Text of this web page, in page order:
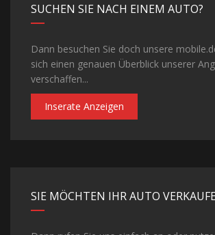
SUCHEN SIE NACH EINEM AUTO?
Dann besuchen Sie doch unsere
sich einen genauen Überblick unserer
verschaffen...
Inserate Anzeigen
SIE MÖCHTEN IHR AUTO